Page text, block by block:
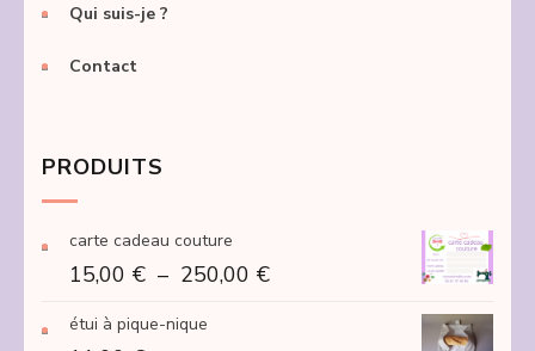
Qui suis-je ?
Contact
PRODUITS
carte cadeau couture
15,00 € – 250,00 €Plage
étui à pique-nique